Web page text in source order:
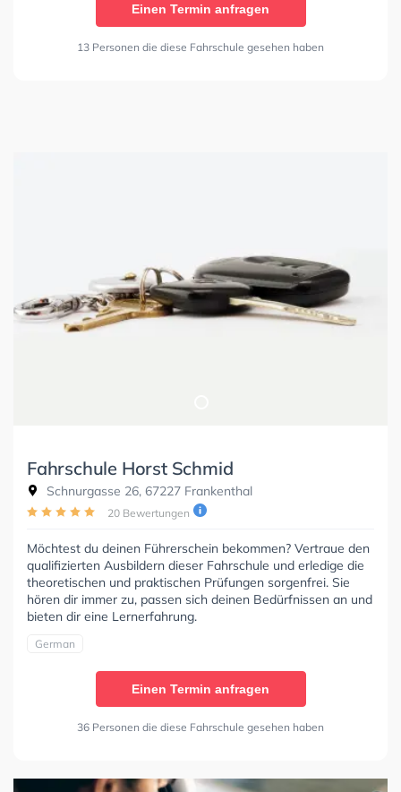
Einen Termin anfragen
13 Personen die diese Fahrschule gesehen haben
Fahrschule Horst Schmid
Schnurgasse 26, 67227 Frankenthal
20 Bewertungen
Möchtest du deinen Führerschein bekommen? Vertraue den
qualifizierten Ausbildern dieser Fahrschule und erledige die
theoretischen und praktischen Prüfungen sorgenfrei. Sie
hören dir immer zu, passen sich deinen Bedürfnissen an und
bieten dir eine Lernerfahrung.
German
Einen Termin anfragen
36 Personen die diese Fahrschule gesehen haben